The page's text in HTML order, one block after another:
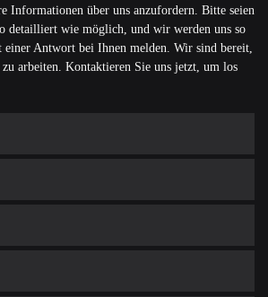
Informationen über uns anzufordern. Bitte seien
detailliert wie möglich, und wir werden uns so
Antwort bei Ihnen melden. Wir sind bereit,
arbeiten. Kontaktieren Sie uns jetzt, um los